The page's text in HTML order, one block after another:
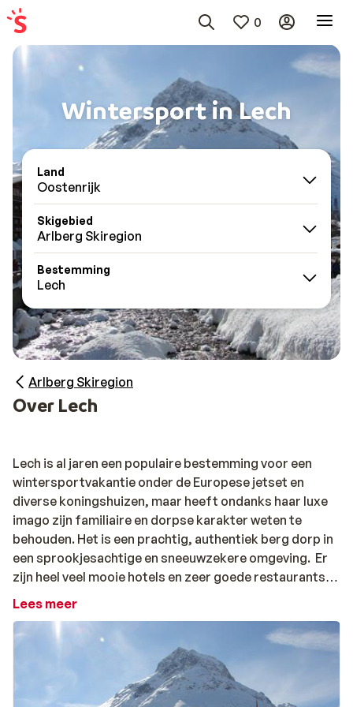
0
Wintersport in Lech
Land
Oostenrijk
Skigebied
Arlberg Skiregion
Bestemming
Lech
Arlberg Skiregion
Over Lech
Lech is al jaren een populaire bestemming voor een
wintersportvakantie onder de Europese jetset en
diverse koningshuizen, maar heeft ondanks haar luxe
imago zijn familiaire en dorpse karakter weten te
behouden. Het is een prachtig, authentiek berg dorp in
een sprookjesachtige en sneeuwzekere omgeving. Er
zijn heel veel mooie hotels en zeer goede restaurants,
maar hoewel de prijzen hier misschien wel iets hoger
zeer betaalbaar. Er heerst een gezellige, rustige en
authentieke wintersportsfeer in het dorp.Het
Arlberg gebiedstaat bekend om haar
sneeuwzekerheid; er valt hier ieder seizoen een meer
Lees meer